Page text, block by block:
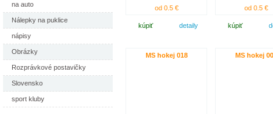
na auto
Nálepky na puklice
nápisy
Obrázky
Rozprávkové postavičky
Slovensko
sport kluby
od 0.5 €
kúpiť detaily
od 0.5 €
kúpiť
MS hokej 018 MS hokej